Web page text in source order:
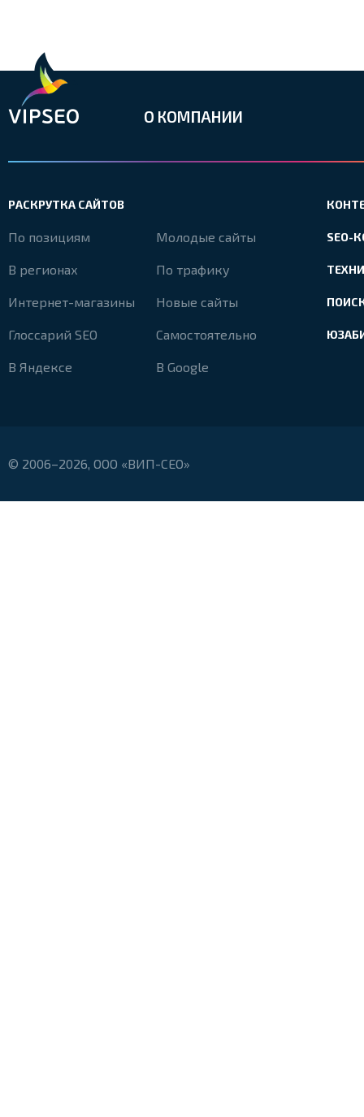
О КОМПАНИИ
РАСКРУТКА САЙТОВ
По позициям Молодые сайты
В регионах По трафику
Интернет-магазины Новые сайты
Глоссарий SEO Самостоятельно
В Яндексе В Google
SEO-
© 2006–2026, ООО «ВИП-СЕО»